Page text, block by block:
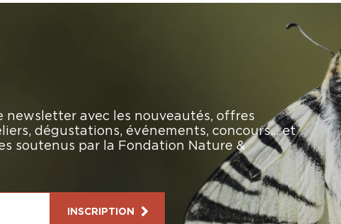
newsletter avec les nouveautés, offres
dégustations, événements, concours… et
soutenus par la Fondation Nature &
INSCRIPTION